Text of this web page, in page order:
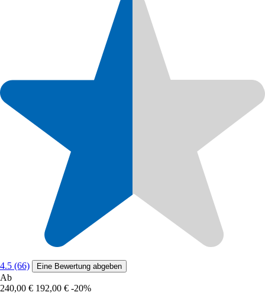
4.5 (66) Eine Bewertung abgeben
Ab
240,00 € 192,00 € -20%